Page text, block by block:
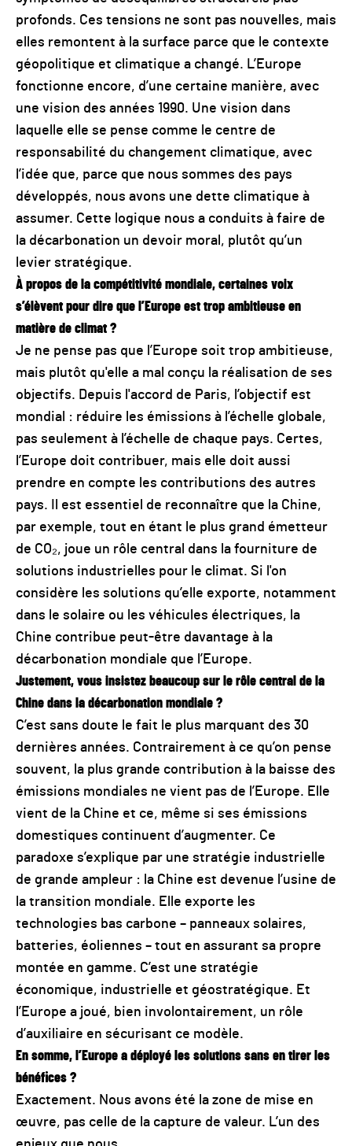
profonds. Ces tensions ne sont pas nouvelles, mais
elles remontent à la surface parce que le contexte
géopolitique et climatique a changé. L’Europe
fonctionne encore, d’une certaine manière, avec
une vision des années 1990. Une vision dans
laquelle elle se pense comme le centre de
responsabilité du changement climatique, avec
l’idée que, parce que nous sommes des pays
développés, nous avons une dette climatique à
assumer. Cette logique nous a conduits à faire de
la décarbonation un devoir moral, plutôt qu’un
levier stratégique.
À propos de la compétitivité mondiale, certaines voix
s’élèvent pour dire que l’Europe est trop ambitieuse en
matière de climat ?
Je ne pense pas que l’Europe soit trop ambitieuse,
mais plutôt qu'elle a mal conçu la réalisation de ses
objectifs. Depuis l'accord de Paris, l’objectif est
mondial : réduire les émissions à l’échelle globale,
pas seulement à l’échelle de chaque pays. Certes,
l’Europe doit contribuer, mais elle doit aussi
prendre en compte les contributions des autres
pays. Il est essentiel de reconnaître que la Chine,
par exemple, tout en étant le plus grand émetteur
de CO₂, joue un rôle central dans la fourniture de
solutions industrielles pour le climat. Si l'on
considère les solutions qu’elle exporte, notamment
dans le solaire ou les véhicules électriques, la
Chine contribue peut-être davantage à la
décarbonation mondiale que l’Europe.
Justement, vous insistez beaucoup sur le rôle central de la
Chine dans la décarbonation mondiale ?
C’est sans doute le fait le plus marquant des 30
dernières années. Contrairement à ce qu’on pense
souvent, la plus grande contribution à la baisse des
émissions mondiales ne vient pas de l’Europe. Elle
vient de la Chine et ce, même si ses émissions
domestiques continuent d’augmenter. Ce
paradoxe s’explique par une stratégie industrielle
de grande ampleur : la Chine est devenue l’usine de
la transition mondiale. Elle exporte les
technologies bas carbone – panneaux solaires,
batteries, éoliennes – tout en assurant sa propre
montée en gamme. C’est une stratégie
économique, industrielle et géostratégique. Et
l’Europe a joué, bien involontairement, un rôle
d’auxiliaire en sécurisant ce modèle.
En somme, l’Europe a déployé les solutions sans en tirer les
bénéfices ?
Exactement. Nous avons été la zone de mise en
œuvre, pas celle de la capture de valeur. L’un des